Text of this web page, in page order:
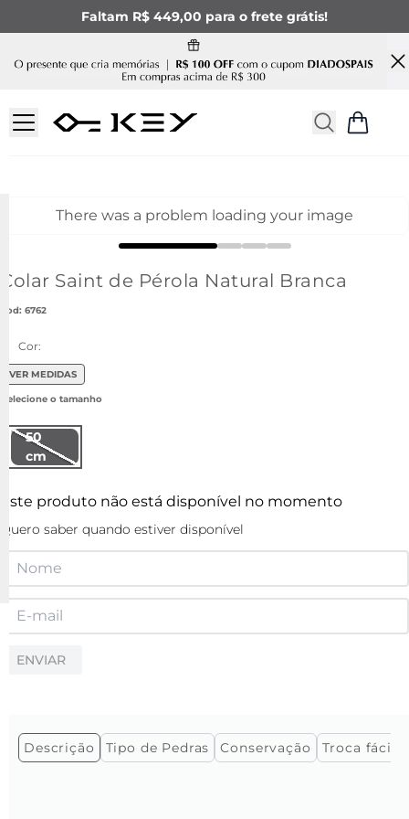
Faltam R$ 449,00 para o frete grátis!
There was a problem loading your image
Colar Saint de Pérola Natural Branca
: 6762
Cor:
VER MEDIDAS
50
cm
Este produto não está disponível no momento
Quero saber quando estiver disponível
ENVIAR
Descrição Tipo de Pedras Conservação Troca fácil